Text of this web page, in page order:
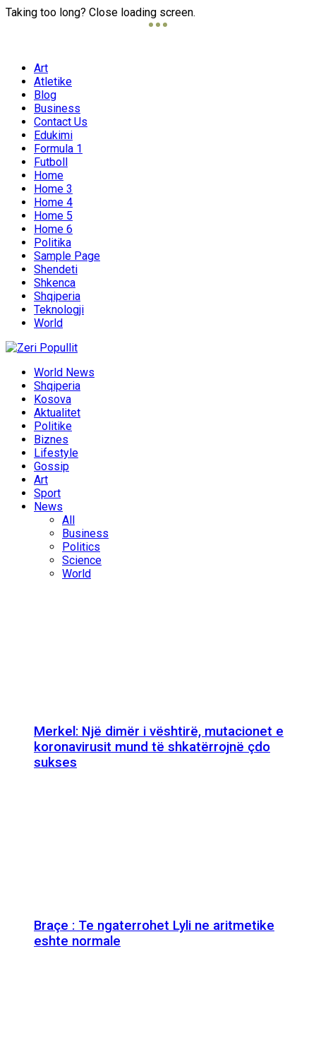
Taking too long? Close loading screen.
Art
Atletike
Blog
Business
Contact Us
Edukimi
Formula 1
Futboll
Home
Home 3
Home 4
Home 5
Home 6
Politika
Sample Page
Shendeti
Shkenca
Shqiperia
Teknologji
World
World News
Shqiperia
Kosova
Aktualitet
Politike
Biznes
Lifestyle
Gossip
Art
Sport
News
All
Business
Politics
Science
World
Merkel: Një dimër i vështirë, mutacionet e
koronavirusit mund të shkatërrojnë çdo
sukses
Braçe : Te ngaterrohet Lyli ne aritmetike
eshte normale